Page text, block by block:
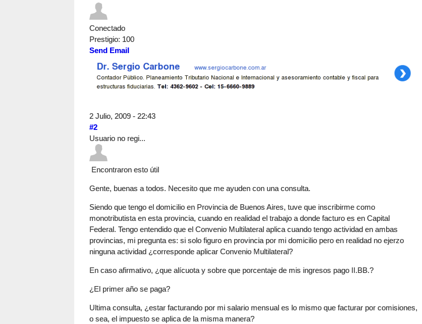
Conectado
Prestigio: 100
Send Email
2 Julio, 2009 - 22:43
#2
Usuario no regi...
Encontraron esto útil
Gente, buenas a todos. Necesito que me ayuden con una consulta.
Siendo que tengo el domicilio en Provincia de Buenos Aires, tuve que inscribirme como
monotributista en esta provincia, cuando en realidad el trabajo a donde facturo es en Capital
Federal. Tengo entendido que el Convenio Multilateral aplica cuando tengo actividad en ambas
provincias, mi pregunta es: si solo figuro en provincia por mi domicilio pero en realidad no ejerzo
ninguna actividad ¿corresponde aplicar Convenio Multilateral?
En caso afirmativo, ¿que alícuota y sobre que porcentaje de mis ingresos pago II.BB.?
¿El primer año se paga?
Ultima consulta, ¿estar facturando por mi salario mensual es lo mismo que facturar por comisiones,
o sea, el impuesto se aplica de la misma manera?